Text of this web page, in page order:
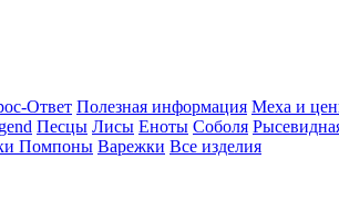
Ответ Полезная информация Меха и
Песцы Лисы Еноты Соболя
Помпоны Варежки Все изделия